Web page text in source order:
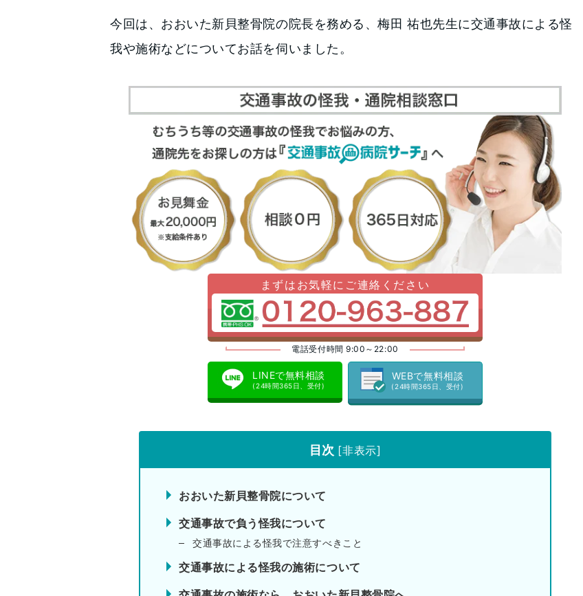
今回は、おおいた新貝整骨院の院長を務める、梅田 祐也先生に交通事故による怪
我や施術などについてお話を伺いました。
まずはお気軽にご連絡ください
電話受付時間 9:00～22:00
LINEで無料相談
(24時間365日、受付)
WEBで無料相談
(24時間365日、受付)
目次 [非表示]
おおいた新貝整骨院について
交通事故で負う怪我について
交通事故による怪我で注意すべきこと
交通事故による怪我の施術について